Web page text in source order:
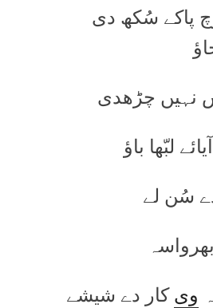
پاکے سُکھ دی
چڑھدی
لبّھا باؤ
سُن لے
ویکار دے شیشے